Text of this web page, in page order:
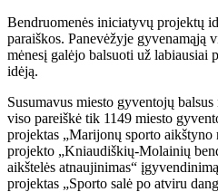
Bendruomenės iniciatyvų projektų
paraiškos. Panevėžyje gyvenamąją
mėnesį galėjo balsuoti už labiausiai
idėją.
Susumavus miesto gyventojų
viso pareiškė tik 1149 miesto
projektas „Marijonų sporto aikštyno
projekto „Kniaudiškių-Molainių
aikštelės atnaujinimas“
projektas „Sporto salė po atviru